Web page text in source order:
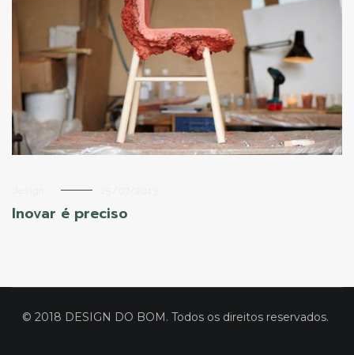
design 25/07/2013
Inovar é preciso
© 2018 DESIGN DO BOM. Todos os direitos reservados.